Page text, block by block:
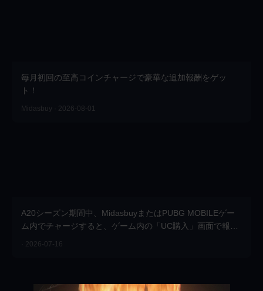
毎月初回の至高コインチャージで豪華な追加報酬をゲッ
ト！
Midasbuy · 2026-08-01
A20シーズン期間中、MidasbuyまたはPUBG MOBILEゲー
ム内でチャージすると、ゲーム内の「UC購入」画面で報酬
を受け取れます。MidasbuyならさらにボーナスUCもプレゼ
· 2026-07-16